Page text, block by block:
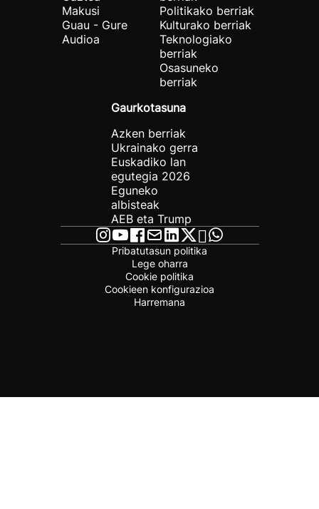
Makusi
Guau - Gure
Audioa
Politikako berriak
Kulturako berriak
Teknologiako
berriak
Osasuneko
berriak
Gaurkotasuna
Azken berriak
Ukrainako gerra
Euskadiko lan
egutegia 2026
Eguneko
albisteak
AEB eta Trump
Pribatutasun politika
Lege oharra
Cookie politika
Cookieen konfigurazioa
Harremana